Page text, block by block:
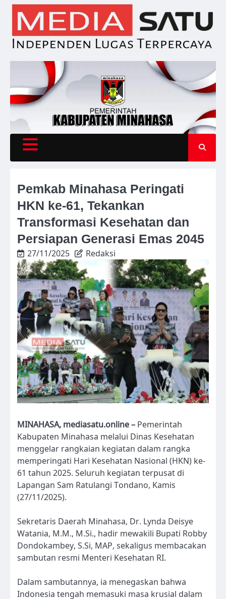
Skip
content
Pemkab Minahasa Peringati
HKN ke-61, Tekankan
Transformasi Kesehatan dan
Persiapan Generasi Emas 2045
27/11/2025 Redaksi
MINAHASA, mediasatu.online – Pemerintah
Kabupaten Minahasa melalui Dinas Kesehatan
menggelar rangkaian kegiatan dalam rangka
memperingati Hari Kesehatan Nasional (HKN) ke-
61 tahun 2025. Seluruh kegiatan terpusat di
Lapangan Sam Ratulangi Tondano, Kamis
(27/11/2025).
Sekretaris Daerah Minahasa, Dr. Lynda Deisye
Watania, M.M., M.Si., hadir mewakili Bupati Robby
Dondokambey, S.Si, MAP, sekaligus membacakan
sambutan resmi Menteri Kesehatan RI.
Dalam sambutannya, ia menegaskan bahwa
Indonesia tengah memasuki masa krusial dalam